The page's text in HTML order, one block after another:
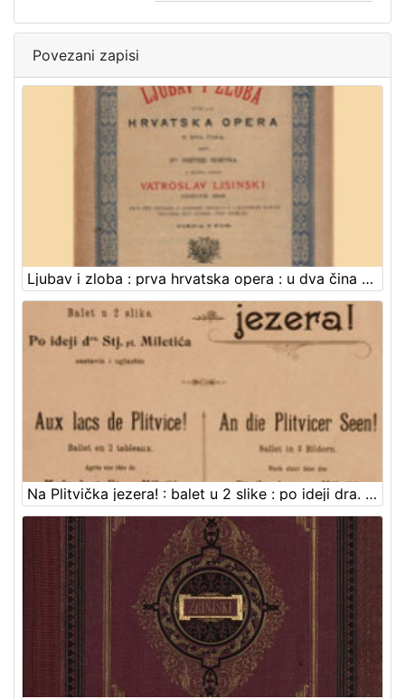
Povezani zapisi
Ljubav i zloba : prva hrvatska opera : u dva čina / u muziku stavio Vatroslav Lisinski ; rieči dra. Dimitrije Demetra
Na Plitvička jezera! : balet u 2 slike : po ideji dra. Stj. pl Miletića = Aux lacs de Plitvice! : ballet en 2 tableaux : apres une idee de M. le doct. Et. de Miletić = An die Plitvicer Seen! : Bellet in 2 Bildern : nach einer Idee des Dr. Stephan von Miletić / sastavio i uglazbio Felix Albini